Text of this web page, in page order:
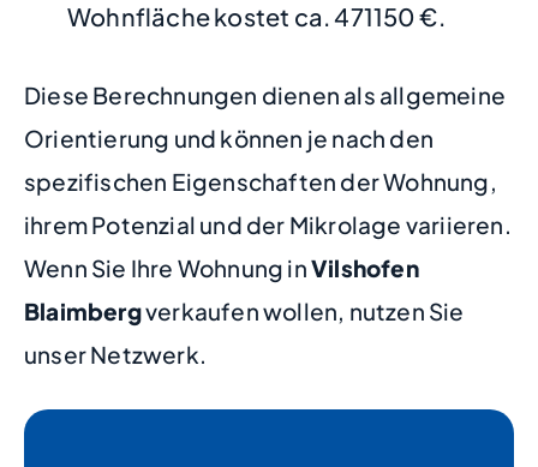
Wohnfläche kostet ca. 471150 €.
Diese Berechnungen dienen als allgemeine
Orientierung und können je nach den
spezifischen Eigenschaften der Wohnung,
ihrem Potenzial und der Mikrolage variieren.
Wenn Sie Ihre Wohnung inVilshofen
Blaimbergverkaufen wollen, nutzen Sie
unser Netzwerk.